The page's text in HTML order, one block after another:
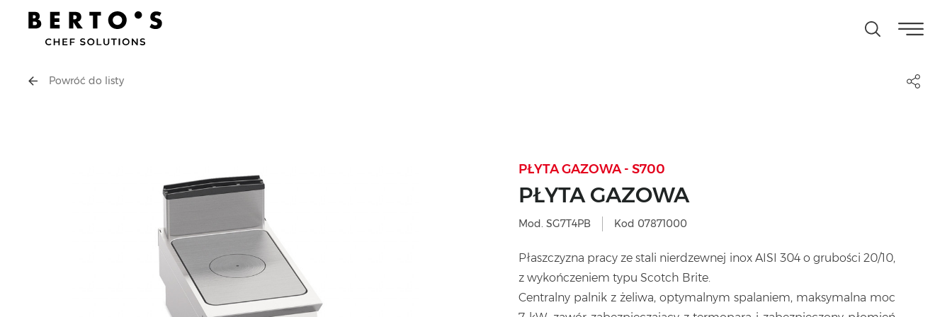
Powróć do listy
PŁYTA GAZOWA - S700
PŁYTA GAZOWA
Mod. SG7T4PB Kod 07871000
Płaszczyzna pracy ze stali nierdzewnej inox AISI 304 o grubości 20/10,
z wykończeniem typu Scotch Brite.
Centralny palnik z żeliwa, optymalnym spalaniem, maksymalna moc